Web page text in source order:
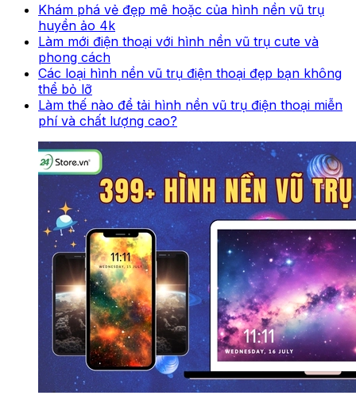
Khám phá vẻ đẹp mê hoặc của hình nền vũ trụ
huyền ảo 4k
Làm mới điện thoại với hình nền vũ trụ cute và
phong cách
Các loại hình nền vũ trụ điện thoại đẹp bạn không
thể bỏ lỡ
Làm thế nào để tải hình nền vũ trụ điện thoại miễn
phí và chất lượng cao?